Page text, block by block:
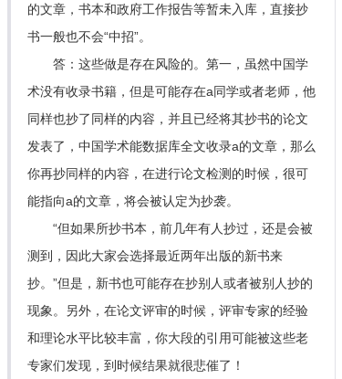
的文章，书本和政府工作报告等暂未入库，直接抄
书一般也不会“中招”。
答：这些做是存在风险的。第一，虽然中国学
术没有收录书籍，但是可能存在a同学或者老师，他
同样也抄了同样的内容，并且已经将其抄书的论文
发表了，中国学术能数据库全文收录a的文章，那么
你再抄同样的内容，在进行论文检测的时候，很可
能指向a的文章，将会被认定为抄袭。
“但如果所抄书本，前几年有人抄过，还是会被
测到，因此大家会选择最近两年出版的新书来
抄。”但是，新书也可能存在抄别人或者被别人抄的
现象。另外，在论文评审的时候，评审专家的经验
和理论水平比较丰富，你大段的引用可能被这些老
专家们发现，到时候结果就很悲催了！